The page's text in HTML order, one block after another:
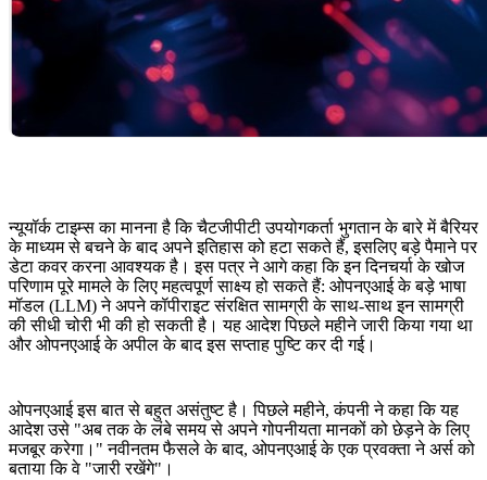
न्यूयॉर्क टाइम्स का मानना है कि चैटजीपीटी उपयोगकर्ता भुगतान के बारे में बैरियर
के माध्यम से बचने के बाद अपने इतिहास को हटा सकते हैं, इसलिए बड़े पैमाने पर
डेटा कवर करना आवश्यक है। इस पत्र ने आगे कहा कि इन दिनचर्या के खोज
परिणाम पूरे मामले के लिए महत्वपूर्ण साक्ष्य हो सकते हैं: ओपनएआई के बड़े भाषा
मॉडल (LLM) ने अपने कॉपीराइट संरक्षित सामग्री के साथ-साथ इन सामग्री
की सीधी चोरी भी की हो सकती है। यह आदेश पिछले महीने जारी किया गया था
और ओपनएआई के अपील के बाद इस सप्ताह पुष्टि कर दी गई।
ओपनएआई इस बात से बहुत असंतुष्ट है। पिछले महीने, कंपनी ने कहा कि यह
आदेश उसे "अब तक के लंबे समय से अपने गोपनीयता मानकों को छेड़ने के लिए
मजबूर करेगा।" नवीनतम फैसले के बाद, ओपनएआई के एक प्रवक्ता ने अर्स को
बताया कि वे "जारी रखेंगे"।